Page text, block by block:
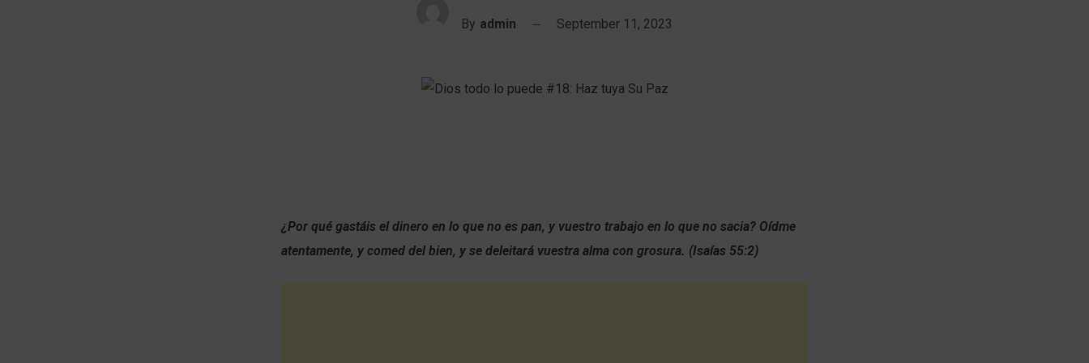
By admin September 11, 2023
¿Por qué gastáis el dinero en lo que no es pan, y vuestro trabajo en lo que no sacia? Oídme
atentamente, y comed del bien, y se deleitará vuestra alma con grosura. (Isaías 55:2)